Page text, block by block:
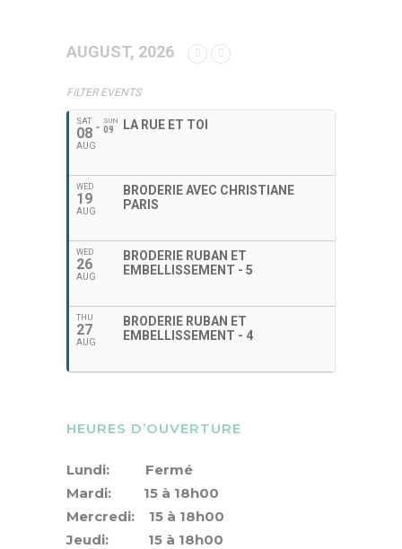
AUGUST, 2026
FILTER EVENTS
SAT
08
AUG
SUN
09 LA RUE ET TOI
WED
19
AUG
BRODERIE AVEC CHRISTIANE
PARIS
WED
26
AUG
BRODERIE RUBAN ET
EMBELLISSEMENT - 5
THU
27
AUG
BRODERIE RUBAN ET
EMBELLISSEMENT - 4
HEURES D’OUVERTURE
Lundi: Fermé
Mardi: 15 à 18h00
Mercredi: 15 à 18h00
Jeudi: 15 à 18h00